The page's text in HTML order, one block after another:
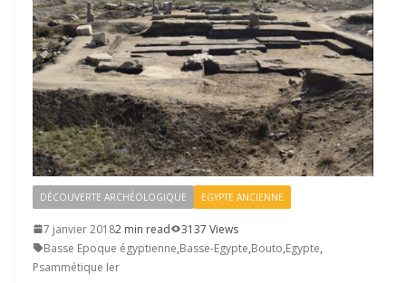
DÉCOUVERTE ARCHÉOLOGIQUE EGYPTE ANCIENNE
7 janvier 20182 min read
3137 Views
Basse Epoque égyptienne,Basse-Egypte,Bouto,Egypte,
Psammétique Ier